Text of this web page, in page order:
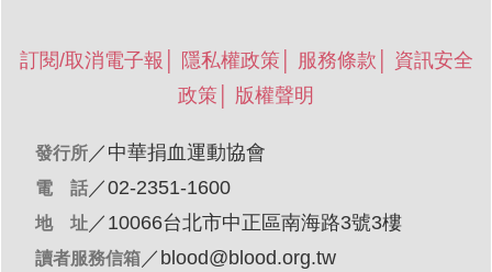
訂閱/取消電子報 隱私權政策 服務條款
資訊安全
政策
版權聲明
發行所 ／ 中華捐血運動協會
電 話 ／02-2351-1600
地 址 ／10066台北市中正區南海路3號3樓
讀者服務信箱 ／ blood@blood.org.tw